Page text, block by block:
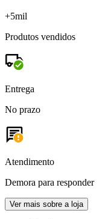
+5mil
Produtos vendidos
Entrega
No prazo
Atendimento
Demora para responder
Ver mais sobre a loja